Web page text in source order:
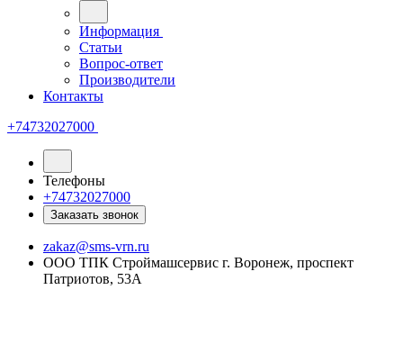
Информация
Статьи
Вопрос-ответ
Производители
Контакты
+74732027000
Телефоны
+74732027000
Заказать звонок
zakaz@sms-vrn.ru
ООО ТПК Строймашсервис г. Воронеж, проспект
Патриотов, 53А